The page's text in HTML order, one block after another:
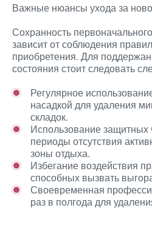
Важные нюансы ухода за
Сохранность
зависит от соблюдения
приобретения. Для
состояния стоит следовать
Регулярное
насадкой для удаления
складок.
Использование защитных
периоды отсутствия
зоны отдыха.
Избегание воздействия
способных вызвать
Своевременная
раз в полгода для